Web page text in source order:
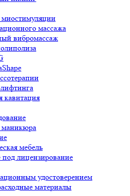
массажа
вибромассаж
кавитация
маникюра
мебель
лицензирование
удостоверением
материалы